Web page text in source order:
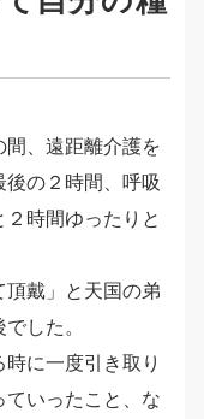
、遠距離介護を
の２時間、呼吸
時間ゆったりと
戴」と天国の弟
した。
に一度引き取り
ていったこと、な